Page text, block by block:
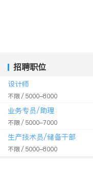
招聘职位
设计师
不限 5000-8000
业务专员/助理
不限 5000-7000
生产技术员/储备干部
不限 5000-8000